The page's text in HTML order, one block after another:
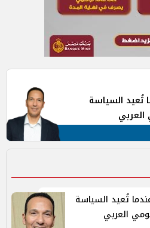
تُعيد السياسة
تُعيد السياسة
العربي